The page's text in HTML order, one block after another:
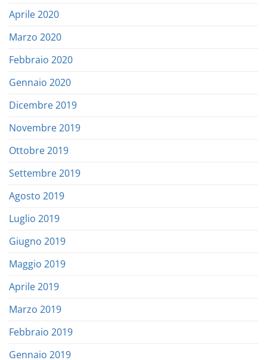
Aprile 2020
Marzo 2020
Febbraio 2020
Gennaio 2020
Dicembre 2019
Novembre 2019
Ottobre 2019
Settembre 2019
Agosto 2019
Luglio 2019
Giugno 2019
Maggio 2019
Aprile 2019
Marzo 2019
Febbraio 2019
Gennaio 2019